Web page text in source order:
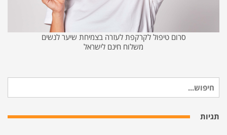
סרום טיפול לקרקפת לעזרה בצמיחת שיער לנשים
משלוח חינם לישראל
עבור:
תגיות